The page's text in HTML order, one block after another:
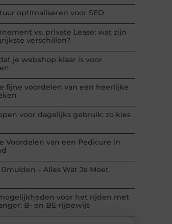
optimaliseren voor SEO
vs. private Lease: wat zijn
verschillen?
je webshop klaar is voor
fijne voordelen van een heerlijke
voor dagelijks gebruik: zo kies
Voordelen van een Pedicure in
– Alles Wat Je Moet
voor het rijden met
B- en BE-rijbewijs